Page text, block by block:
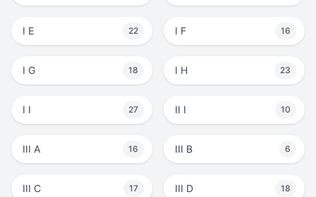
I E 22 I F 16
I G 18 I H 23
I I 27 II I 10
III A 16 III B 6
III C 17 III D 18